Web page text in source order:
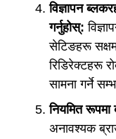
विज्ञापन
गर्नुहोस्:
सेटिङहरू सक्षम
रिडिरेक्टहरू
सामना गर्ने
नियमित रूपमा
अनावश्यक